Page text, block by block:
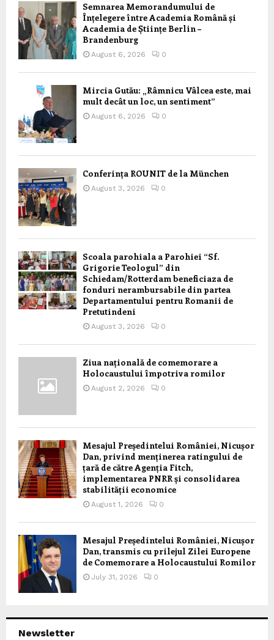
Semnarea Memorandumului de
Înțelegere între Academia Română și
Academia de Științe Berlin –
Brandenburg
August 6, 2026 0
Mircia Gutău: „Râmnicu Vâlcea este, mai
mult decât un loc, un sentiment”
August 6, 2026 0
Conferința ROUNIT de la München
August 3, 2026 0
Scoala parohiala a Parohiei “Sf.
Grigorie Teologul” din
Schiedam/Rotterdam beneficiaza de
fonduri nerambursabile din partea
Departamentului pentru Romanii de
Pretutindeni
August 3, 2026 0
Ziua națională de comemorare a
Holocaustului împotriva romilor
August 2, 2026 0
Mesajul Președintelui României, Nicușor
Dan, privind menținerea ratingului de
țară de către Agenția Fitch,
implementarea PNRR și consolidarea
stabilității economice
August 1, 2026 0
Mesajul Președintelui României, Nicușor
Dan, transmis cu prilejul Zilei Europene
de Comemorare a Holocaustului Romilor
July 31, 2026 0
Newsletter